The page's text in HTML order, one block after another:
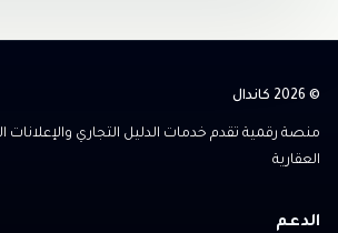
© 2026 كاندال
منصة رقمية تقدم خدمات الدليل التجاري والإعلانات
العقارية
الدعم